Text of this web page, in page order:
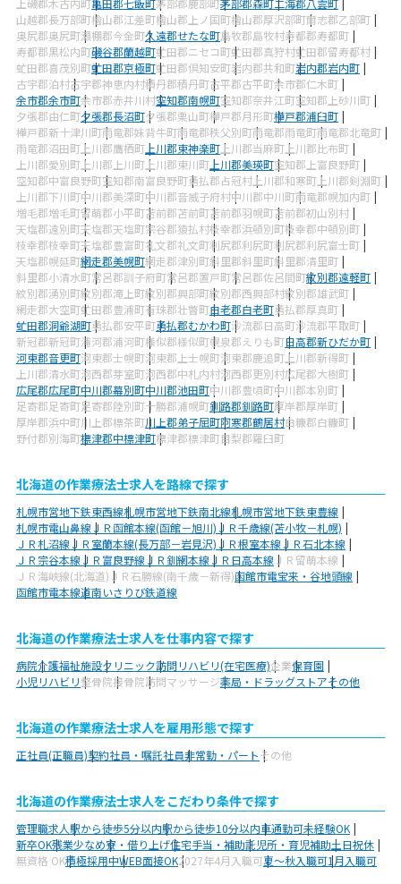
山越郡長万部町檜山郡江差町檜山郡上ノ国町檜山郡厚沢部町爾志郡乙部町
奥尻郡奥尻町瀬棚郡今金町久遠郡せたな町島牧郡島牧村寿都郡寿都町
寿都郡黒松内町磯谷郡蘭越町虻田郡ニセコ町虻田郡真狩村虻田郡留寿都村
虻田郡喜茂別町虻田郡京極町虻田郡倶知安町岩内郡共和町岩内郡岩内町
古宇郡泊村古宇郡神恵内村積丹郡積丹町古平郡古平町余市郡仁木町
余市郡余市町余市郡赤井川村空知郡南幌町空知郡奈井江町空知郡上砂川町
夕張郡由仁町夕張郡長沼町夕張郡栗山町樺戸郡月形町樺戸郡浦臼町
樺戸郡新十津川町雨竜郡妹背牛町雨竜郡秩父別町雨竜郡雨竜町雨竜郡北竜町
雨竜郡沼田町 上川郡鷹栖町 上川郡東神楽町 上川郡当麻町 上川郡比布町
上川郡愛別町 上川郡上川町 上川郡東川町 上川郡美瑛町空知郡上富良野町
空知郡中富良野町空知郡南富良野町勇払郡占冠村 上川郡和寒町 上川郡剣淵町
上川郡下川町中川郡美深町中川郡音威子府村中川郡中川町雨竜郡幌加内町
増毛郡増毛町留萌郡小平町苫前郡苫前町苫前郡羽幌町苫前郡初山別村
天塩郡遠別町天塩郡天塩町宗谷郡猿払村枝幸郡浜頓別町枝幸郡中頓別町
枝幸郡枝幸町天塩郡豊富町礼文郡礼文町利尻郡利尻町利尻郡利尻富士町
天塩郡幌延町網走郡美幌町網走郡津別町斜里郡斜里町斜里郡清里町
斜里郡小清水町常呂郡訓子府町常呂郡置戸町常呂郡佐呂間町紋別郡遠軽町
紋別郡湧別町紋別郡滝上町紋別郡興部町紋別郡西興部村紋別郡雄武町
網走郡大空町虻田郡豊浦町有珠郡壮瞥町白老郡白老町勇払郡厚真町
虻田郡洞爺湖町勇払郡安平町勇払郡むかわ町沙流郡日高町沙流郡平取町
新冠郡新冠町浦河郡浦河町様似郡様似町幌泉郡えりも町日高郡新ひだか町
河東郡音更町河東郡士幌町河東郡上士幌町河東郡鹿追町 上川郡新得町
上川郡清水町河西郡芽室町河西郡中札内村河西郡更別村広尾郡大樹町
広尾郡広尾町中川郡幕別町中川郡池田町中川郡豊頃町中川郡本別町
足寄郡足寄町足寄郡陸別町十勝郡浦幌町釧路郡釧路町厚岸郡厚岸町
厚岸郡浜中町川上郡標茶町川上郡弟子屈町阿寒郡鶴居村白糠郡白糠町
野付郡別海町標津郡中標津町標津郡標津町目梨郡羅臼町
北海道の作業療法士求人を路線で探す
札幌市営地下鉄東西線札幌市営地下鉄南北線札幌市営地下鉄東豊線
札幌市電山鼻線ＪＲ函館本線(函館－旭川)ＪＲ千歳線(苫小牧－札幌)
ＪＲ札沼線ＪＲ室蘭本線(長万部－岩見沢)ＪＲ根室本線ＪＲ石北本線
ＪＲ宗谷本線ＪＲ富良野線ＪＲ釧網本線ＪＲ日高本線 ＪＲ留萌本線
ＪＲ海峡線(北海道) ＪＲ石勝線(南千歳－新得)函館市電宝来・谷地頭線
函館市電本線道南いさりび鉄道線
北海道の作業療法士求人を仕事内容で探す
病院介護福祉施設クリニック訪問リハビリ(在宅医療)企業保育園
小児リハビリ整骨院接骨院訪問マッサージ薬局・ドラッグストアその他
北海道の作業療法士求人を雇用形態で探す
正社員(正職員)契約社員・嘱託社員非常勤・パートその他
北海道の作業療法士求人をこだわり条件で探す
管理職求人駅から徒歩5分以内駅から徒歩10分以内車通勤可未経験OK
新卒OK残業少なめ寮・借り上げ住宅手当・補助託児所・育児補助土日祝休
無資格 OK積極採用中WEB面接OK2027年4月入職可夏～秋入職可1月入職可